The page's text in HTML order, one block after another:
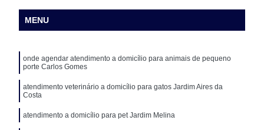
MENU
onde agendar atendimento a domicílio para animais de pequeno
porte Carlos Gomes
atendimento veterinário a domicílio para gatos Jardim Aires da
Costa
atendimento a domicílio para pet Jardim Melina